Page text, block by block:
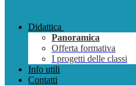
Didattica
Panoramica
Offerta formativa
I progetti delle classi
Info utili
Contatti